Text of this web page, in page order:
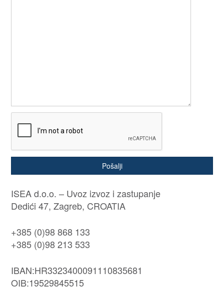
Pošalji
ISEA d.o.o. – Uvoz izvoz i zastupanje
Dedići 47, Zagreb, CROATIA
+385 (0)98 868 133
+385 (0)98 213 533
IBAN:HR3323400091110835681
OIB:19529845515